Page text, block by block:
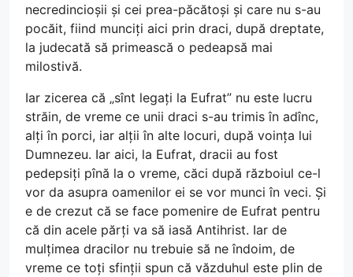
necredincioșii și cei prea-păcătoși și care nu s-au
pocăit, fiind munciți aici prin draci, după dreptate,
la judecată să primească o pedeapsă mai
milostivă.
Iar zicerea că „sînt legați la Eufrat” nu este lucru
străin, de vreme ce unii draci s-au trimis în adînc,
alți în porci, iar alții în alte locuri, după voința lui
Dumnezeu. Iar aici, la Eufrat, dracii au fost
pedepsiți pînă la o vreme, căci după războiul ce-l
vor da asupra oamenilor ei se vor munci în veci. Și
e de crezut că se face pomenire de Eufrat pentru
că din acele părți va să iasă Antihrist. Iar de
mulțimea dracilor nu trebuie să ne îndoim, de
vreme ce toți sfinții spun că văzduhul este plin de